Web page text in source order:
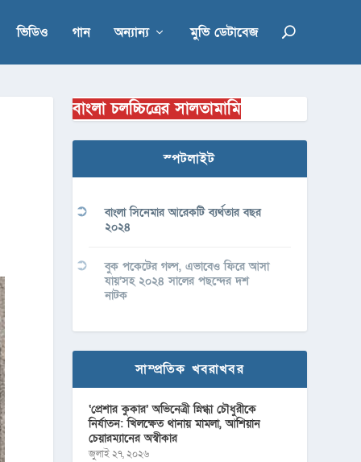
ভিডিও গান অন্যান্য মুভি ডেটাবেজ
বাংলা চলচ্চিত্রের সালতামামি
স্পটলাইট
বাংলা সিনেমার আরেকটি ব্যর্থতার বছর
২০২৪
বুক পকেটের গল্প, এভাবেও ফিরে আসা
যায়’সহ ২০২৪ সালের পছন্দের দশ
নাটক
সাম্প্রতিক খবরাখবর
‘প্রেশার কুকার’ অভিনেত্রী স্নিগ্ধা চৌধুরীকে
নির্যাতন: খিলক্ষেত থানায় মামলা, আশিয়ান
চেয়ারম্যানের অস্বীকার
জুলাই ২৭, ২০২৬